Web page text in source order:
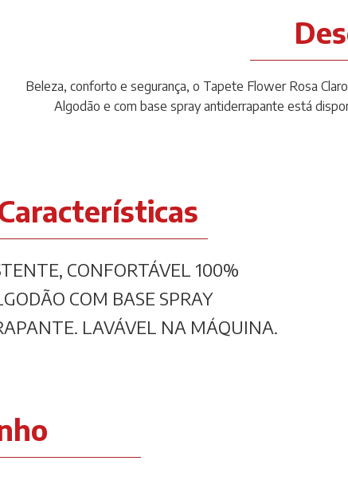
Beleza, conforto e segurança, o Tapete Flower Rosa
Algodão e com base spray antiderrapante está
CONFORTÁVEL 100%
COM BASE SPRAY
LAVÁVEL NA MÁQUINA.